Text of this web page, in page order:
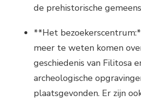
de prehistorische
**Het
meer te weten komen
geschiedenis van Filitosa
archeologische
plaatsgevonden. Er zijn